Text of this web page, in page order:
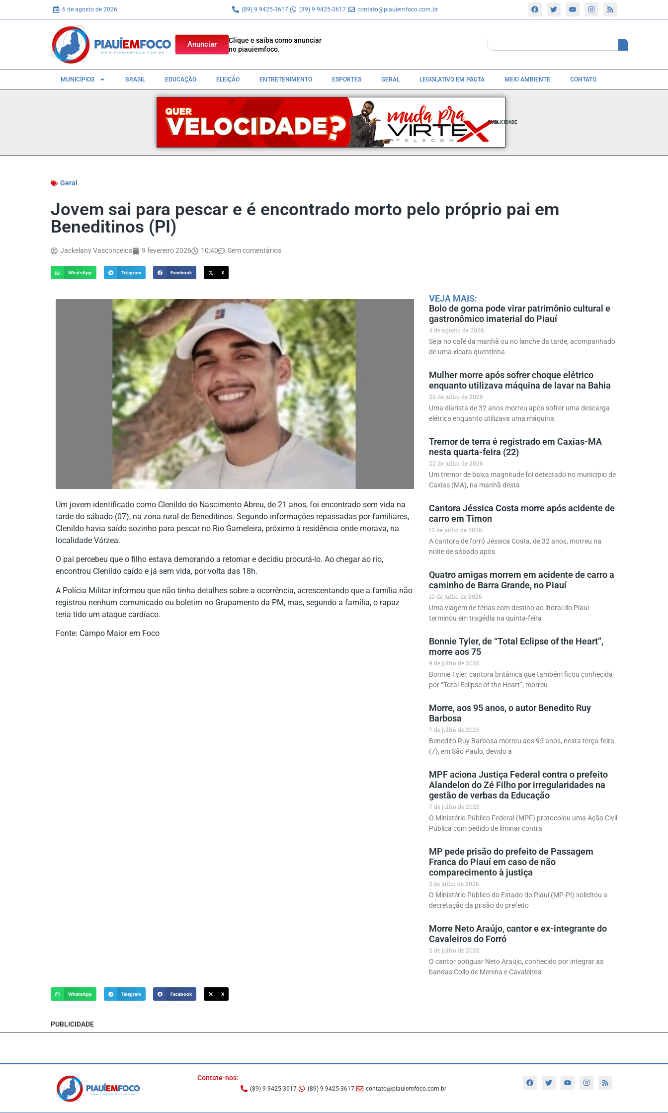
6 de agosto de 2026 (89) 9 9425-3617 (89) 9 9425-3617 contato@piauiemfoco.com.br
Anunciar
Clique e saiba como anunciar
no piauiemfoco.
MUNICÍPIOS BRASIL EDUCAÇÃO ELEIÇÃO ENTRETENIMENTO ESPORTES GERAL LEGISLATIVO EM PAUTA MEIO AMBIENTE CONTATO
PUBLICIDADE
Geral
Jovem sai para pescar e é encontrado morto pelo próprio pai em
Beneditinos (PI)
Jackelany Vasconcelos 9 fevereiro 2026 10:40 Sem comentários
WhatsApp Telegram Facebook X
Um jovem identificado como Clenildo do Nascimento Abreu, de 21 anos, foi encontrado sem vida na
tarde do sábado (07), na zona rural de Beneditinos. Segundo informações repassadas por familiares,
Clenildo havia saído sozinho para pescar no Rio Gameleira, próximo à residência onde morava, na
localidade Várzea.
O pai percebeu que o filho estava demorando a retornar e decidiu procurá-lo. Ao chegar ao rio,
encontrou Clenildo caído e já sem vida, por volta das 18h.
A Polícia Militar informou que não tinha detalhes sobre a ocorrência, acrescentando que a família não
registrou nenhum comunicado ou boletim no Grupamento da PM, mas, segundo a família, o rapaz
teria tido um ataque cardíaco.
Fonte: Campo Maior em Foco
VEJA MAIS:
Bolo de goma pode virar patrimônio cultural e
gastronômico imaterial do Piauí
4 de agosto de 2026
Seja no café da manhã ou no lanche da tarde, acompanhado
de uma xícara quentinha
Mulher morre após sofrer choque elétrico
enquanto utilizava máquina de lavar na Bahia
29 de julho de 2026
Uma diarista de 32 anos morreu após sofrer uma descarga
elétrica enquanto utilizava uma máquina
Tremor de terra é registrado em Caxias-MA
nesta quarta-feira (22)
22 de julho de 2026
Um tremor de baixa magnitude foi detectado no município de
Caxias (MA), na manhã desta
Cantora Jéssica Costa morre após acidente de
carro em Timon
12 de julho de 2026
A cantora de forró Jéssica Costa, de 32 anos, morreu na
noite de sábado após
Quatro amigas morrem em acidente de carro a
caminho de Barra Grande, no Piauí
10 de julho de 2026
Uma viagem de férias com destino ao litoral do Piauí
terminou em tragédia na quinta-feira
Bonnie Tyler, de “Total Eclipse of the Heart”,
morre aos 75
9 de julho de 2026
Bonnie Tyler, cantora britânica que também ficou conhecida
por “Total Eclipse of the Heart”, morreu
Morre, aos 95 anos, o autor Benedito Ruy
Barbosa
7 de julho de 2026
Benedito Ruy Barbosa morreu aos 95 anos, nesta terça-feira
(7), em São Paulo, devido a
MPF aciona Justiça Federal contra o prefeito
Alandelon do Zé Filho por irregularidades na
gestão de verbas da Educação
7 de julho de 2026
O Ministério Público Federal (MPF) protocolou uma Ação Civil
Pública com pedido de liminar contra
MP pede prisão do prefeito de Passagem
Franca do Piauí em caso de não
comparecimento à justiça
3 de julho de 2026
O Ministério Público do Estado do Piauí (MP-PI) solicitou a
decretação da prisão do prefeito
Morre Neto Araújo, cantor e ex-integrante do
Cavaleiros do Forró
2 de julho de 2026
O cantor potiguar Neto Araújo, conhecido por integrar as
bandas Collo de Menina e Cavaleiros
WhatsApp Telegram Facebook X
PUBLICIDADE
Contate-nos:
(89) 9 9425-3617 (89) 9 9425-3617 contato@piauiemfoco.com.br